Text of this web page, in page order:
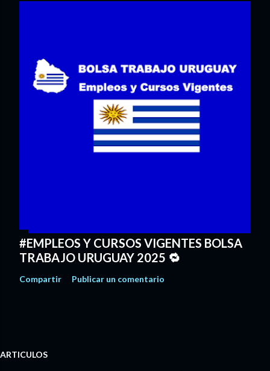
#EMPLEOS Y CURSOS VIGENTES BOLSA
TRABAJO URUGUAY 2025 🔁
Compartir Publicar un comentario
ARTICULOS